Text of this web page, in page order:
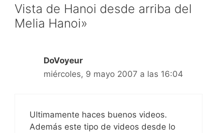
Vista de Hanoi desde arriba del
Melia Hanoi»
DoVoyeur
miércoles, 9 mayo 2007 a las 16:04
Ultimamente haces buenos videos.
Además este tipo de videos desde lo